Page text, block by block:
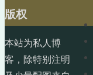
版权
本站为私人博
客，除特别注明